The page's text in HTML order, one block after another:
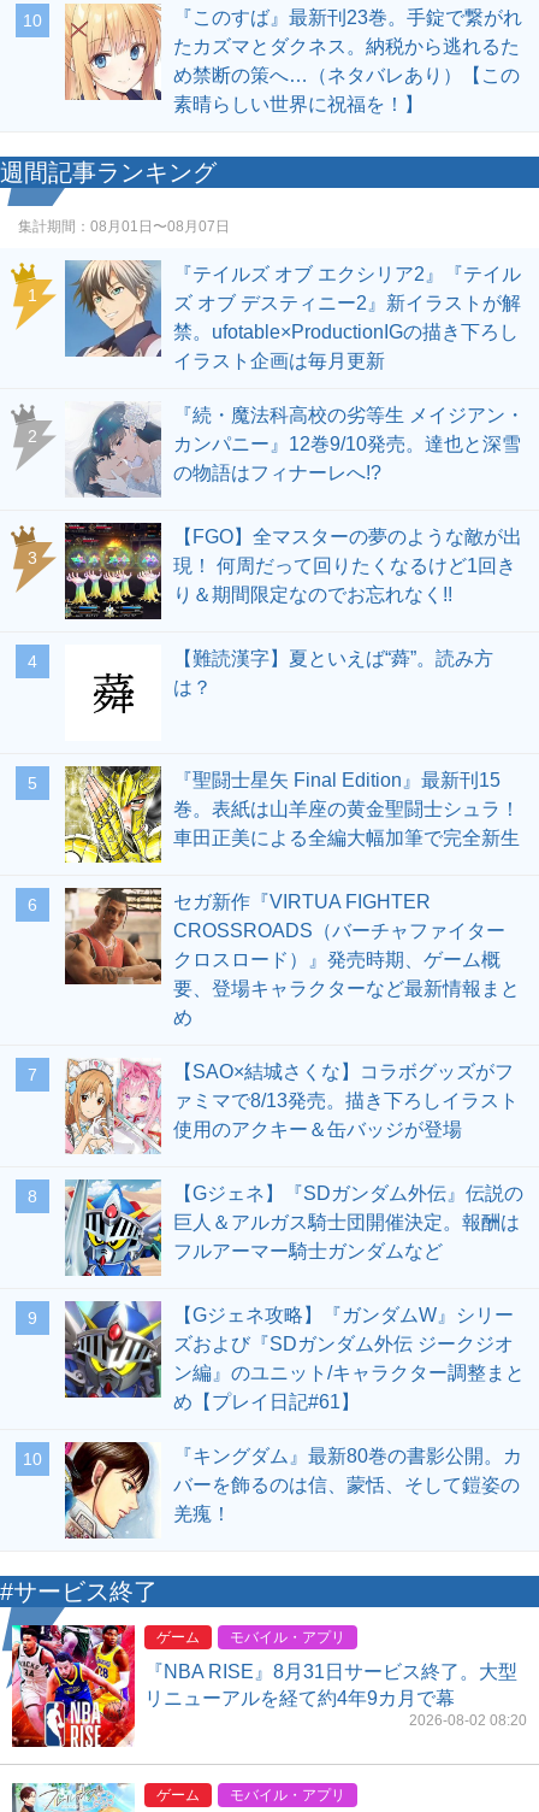
10
『このすば』最新刊23巻。手錠で繋がれ
たカズマとダクネス。納税から逃れるた
め禁断の策へ…（ネタバレあり）【この
素晴らしい世界に祝福を！】
週間記事ランキング
集計期間： 08月01日〜08月07日
1
『テイルズ オブ エクシリア2』『テイル
ズ オブ デスティニー2』新イラストが解
禁。ufotable×ProductionIGの描き下ろし
イラスト企画は毎月更新
2
『続・魔法科高校の劣等生 メイジアン・
カンパニー』12巻9/10発売。達也と深雪
の物語はフィナーレへ!?
3
【FGO】全マスターの夢のような敵が出
現！ 何周だって回りたくなるけど1回き
り＆期間限定なのでお忘れなく!!
4
【難読漢字】夏といえば“蕣”。読み方
は？
5
『聖闘士星矢 Final Edition』最新刊15
巻。表紙は山羊座の黄金聖闘士シュラ！
車田正美による全編大幅加筆で完全新生
6
セガ新作『VIRTUA FIGHTER
CROSSROADS（バーチャファイター
クロスロード）』発売時期、ゲーム概
要、登場キャラクターなど最新情報まと
め
7
【SAO×結城さくな】コラボグッズがフ
ァミマで8/13発売。描き下ろしイラスト
使用のアクキー＆缶バッジが登場
8
【Gジェネ】『SDガンダム外伝』伝説の
巨人＆アルガス騎士団開催決定。報酬は
フルアーマー騎士ガンダムなど
9
【Gジェネ攻略】『ガンダムW』シリー
ズおよび『SDガンダム外伝 ジークジオ
ン編』のユニット/キャラクター調整まと
め【プレイ日記#61】
10
『キングダム』最新80巻の書影公開。カ
バーを飾るのは信、蒙恬、そして鎧姿の
羌瘣！
#サービス終了
ゲーム モバイル・アプリ
『NBA RISE』8月31日サービス終了。大型
リニューアルを経て約4年9カ月で幕
2026-08-02 08:20
ゲーム モバイル・アプリ